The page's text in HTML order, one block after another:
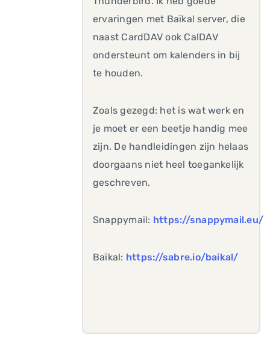
ervaringen met Baïkal server, die
naast CardDAV ook CalDAV
ondersteunt om kalenders in bij
te houden.
Zoals gezegd: het is wat werk en
je moet er een beetje handig mee
zijn. De handleidingen zijn helaas
doorgaans niet heel toegankelijk
geschreven.
Snappymail: https://snappymail.eu/
Baïkal: https://sabre.io/baikal/